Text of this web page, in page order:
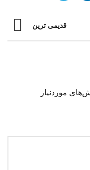
قدیمی ترین
موردنیاز